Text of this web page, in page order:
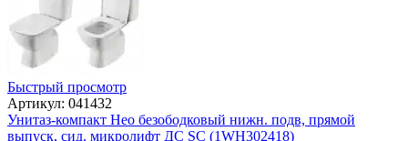
Быстрый просмотр
Артикул: 041432
Унитаз-компакт Нео безободковый нижн. подв, прямой
выпуск, сид. микролифт ДС SC (1WH302418)